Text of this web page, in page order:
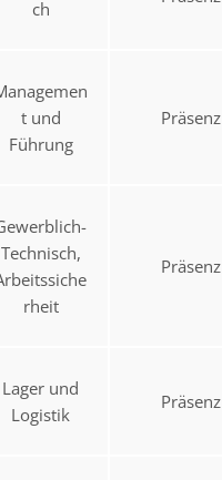
ch
t und
Führung
Präsenz
Technisch,
rheit
Präsenz
Lager und
Logistik
Präsenz